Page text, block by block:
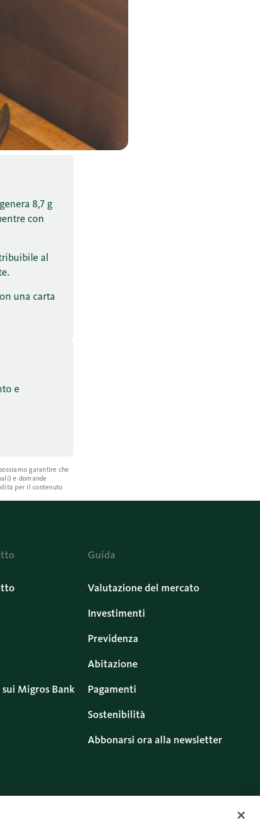
8,7 g
con
al
una carta
e
garantire che
e domande
per il contenuto
Migros Bank
Guida
Valutazione del mercato
Investimenti
Previdenza
Abitazione
Pagamenti
Sostenibilità
Abbonarsi ora alla newsletter